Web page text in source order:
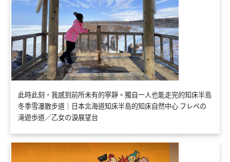
此時此刻，我感到前所未有的寧靜。獨自一人也能走完的知床半島
冬季雪瀑散步道｜日本北海道知床半島的知床自然中心 フレペの
滝遊歩道／乙女の淚展望台